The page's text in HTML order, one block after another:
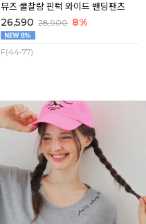
뮤즈 쿨찰랑 핀턱 와이드 밴딩팬츠
26,590 28,900 8%
F(44-77)